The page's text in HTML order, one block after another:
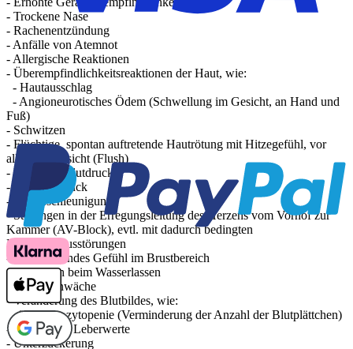
- Trockene Nase
- Rachenentzündung
- Anfälle von Atemnot
- Allergische Reaktionen
- Überempfindlichkeitsreaktionen der Haut, wie:
- Hautausschlag
- Angioneurotisches Ödem (Schwellung im Gesicht, an Hand und
Fuß)
- Schwitzen
- Flüchtige, spontan auftretende Hautrötung mit Hitzegefühl, vor
allem im Gesicht (Flush)
- Niedriger Blutdruck
- Bluthochdruck
- Pulsbeschleunigung
- Störungen in der Erregungsleitung des Herzens vom Vorhof zur
Kammer (AV-Block), evtl. mit dadurch bedingten
Herzrhythmusstörungen
- Beklemmendes Gefühl im Brustbereich
- Störungen beim Wasserlassen
- Blasenschwäche
- Veränderung des Blutbildes, wie:
- Thrombozytopenie (Verminderung der Anzahl der Blutplättchen)
- Anstieg der Leberwerte
- Unterzuckerung